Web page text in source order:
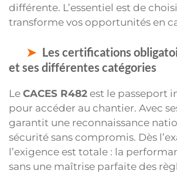
différente. L’essentiel est de
transforme vos opportunités en
Les certifications
et ses différentes catégories
Le CACES R482 est le passeport
pour accéder au chantier. Avec
garantit une reconnaissance
sécurité sans compromis. Dès
l’exigence est totale : la
sans une maîtrise parfaite des